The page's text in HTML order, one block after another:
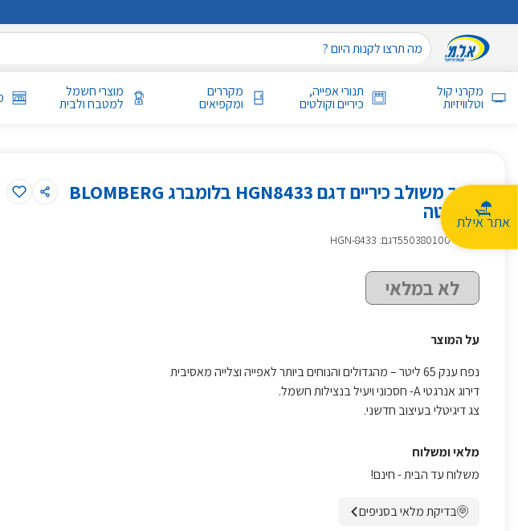
אתר אילת
מקרני קול
וטלוויזיות
תנורי אפייה,
כיריים וקולטים
מקררים
ומקפיאים
מוצרי חשמל
למטבח ולבית
תנור משולב כיריים דגם HGN8433 בלומברג BLOMBERG
נירוסטה
:
550380100דגם: HGN-8433
לא במלאי
על המוצר
נפח ענק 65 ליטר – מהגדולים והנוחים ביותר לאפייה וצלייה מאסיבית
דירוג אנרגטי A- חסכוני ויעיל בנצילות חשמל.
צג דיגיטלי בעיצוב חדשני.
מלאי ומשלוח
משלוח עד הבית - חינם!
בדיקת מלאי בסניפים